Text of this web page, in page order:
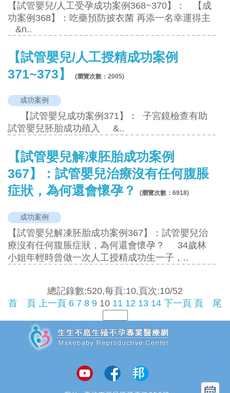
【試管嬰兒/人工受孕成功案例368~370】： 【成
功案例368】：吃藥預防披衣菌 再添一名幸運得主
&n..
【試管嬰兒/人工授精成功案例
371~373】
(瀏覽次數：2005)
成功案例
【試管嬰兒成功案例371】： 子宮鏡檢查有助
試管嬰兒胚胎成功殖入 &..
【試管嬰兒解凍胚胎成功案例
367】：試管嬰兒治療沒有任何腹脹
症狀，為何還會懷孕？
(瀏覽次數：6918)
成功案例
【試管嬰兒解凍胚胎成功案例367】：試管嬰兒治
療沒有任何腹脹症狀，為何還會懷孕？ 34歲林
小姐年輕時曾做一次人工授精成功生一子，..
總記錄數:520,每頁:10,頁次:10/52
首 頁
上一頁 6 7 8 9 10 11 12 13 14 下一頁 頁 尾